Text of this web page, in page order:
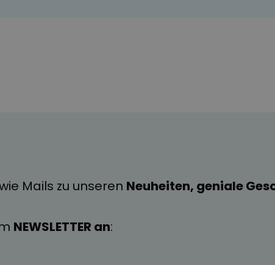
Mails zu unseren Neuheiten, geniale
NEWSLETTER an: